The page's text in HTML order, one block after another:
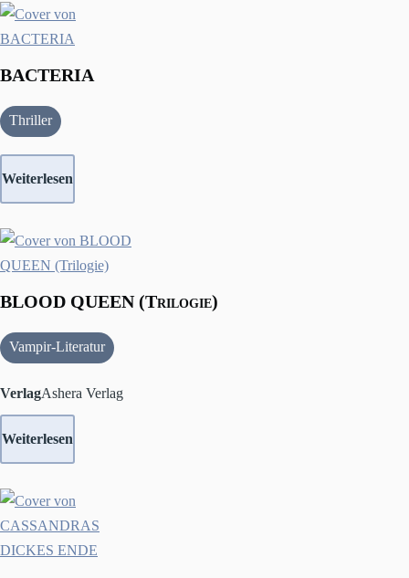
BACTERIA
Thriller
Weiterlesen
BLOOD QUEEN (Trilogie)
Vampir-Literatur
VerlagAshera Verlag
Weiterlesen